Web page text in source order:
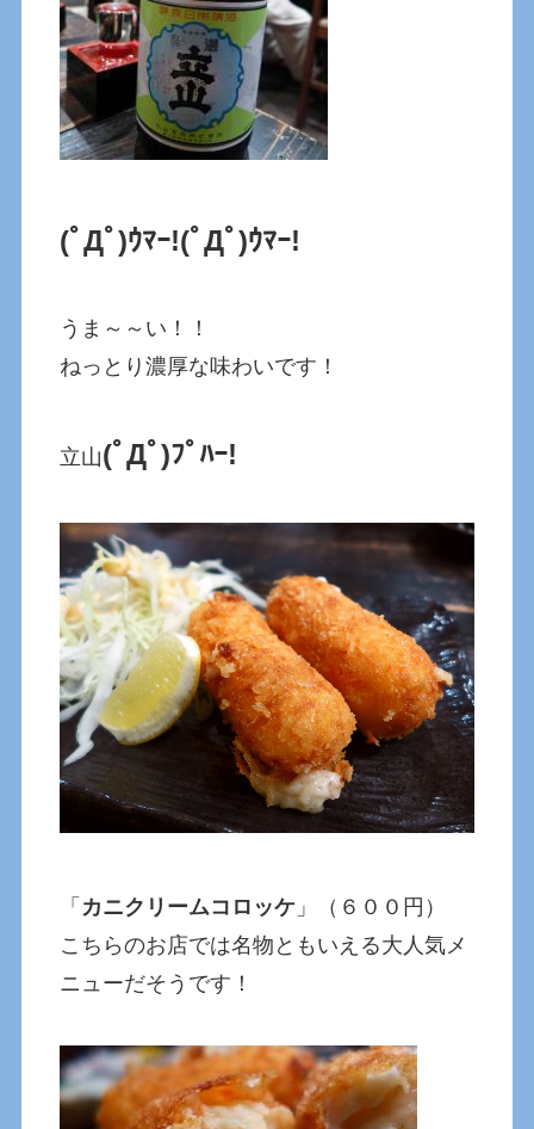
(ﾟДﾟ)ｳﾏｰ!(ﾟДﾟ)ｳﾏｰ!
うま～～い！！
ねっとり濃厚な味わいです！
立山(ﾟДﾟ)ﾌﾟﾊｰ!
「 カニクリームコロッケ 」（６００円）
こちらのお店では名物ともいえる大人気メ
ニューだそうです！